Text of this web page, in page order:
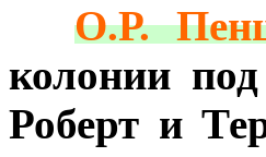
О.Р.
колонии
Роберт и